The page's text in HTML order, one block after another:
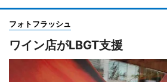
フォトフラッシュ
ワイン店がLBGT支援